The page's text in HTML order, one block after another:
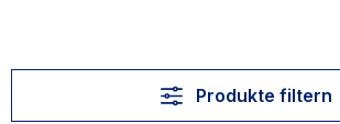
Produkte filtern